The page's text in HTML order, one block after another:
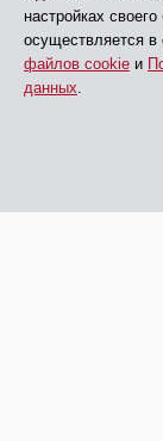
настройках
осуществляется в
файлов cookie и
данных.